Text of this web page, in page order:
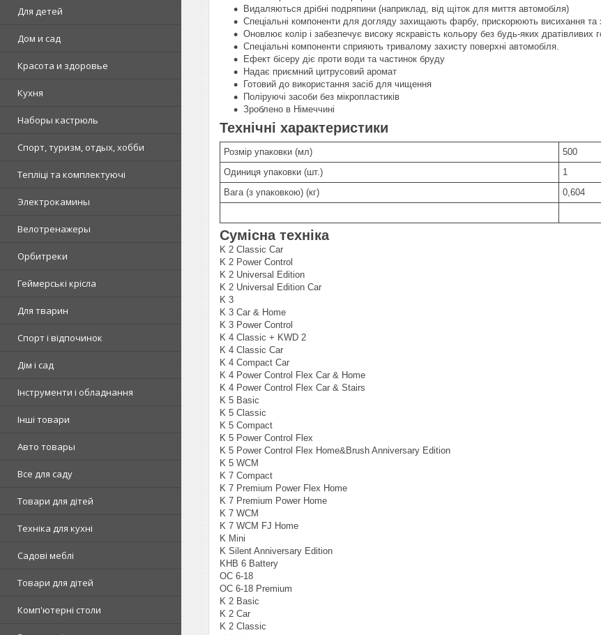
Для детей
Дом и сад
Красота и здоровье
Кухня
Наборы кастрюль
Спорт, туризм, отдых, хобби
Тепліці та комплектуючі
Электрокамины
Велотренажеры
Орбитреки
Геймерські крісла
Для тварин
Спорт і відпочинок
Дім і сад
Інструменти і обладнання
Інші товари
Авто товары
Все для саду
Товари для дітей
Техніка для кухні
Садові меблі
Товари для дітей
Комп'ютерні столи
Видаляються дрібні подряпини (наприклад, від щіток для миття автомобіля)
Спеціальні компоненти для догляду захищають фарбу, прискорюють висихання та
Оновлює колір і забезпечує високу яскравість кольору без будь-яких дратівливих
Спеціальні компоненти сприяють тривалому захисту поверхні автомобіля.
Ефект бісеру діє проти води та частинок бруду
Надає приємний цитрусовий аромат
Готовий до використання засіб для чищення
Поліруючі засоби без мікропластиків
Зроблено в Німеччині
Технічні характеристики
Розмір упаковки (мл)
500
Одиниця упаковки (шт.)
1
Вага (з упаковкою) (кг)
0,604
Сумісна техніка
K 2 Classic Car
K 2 Power Control
K 2 Universal Edition
K 2 Universal Edition Car
K 3
K 3 Car & Home
K 3 Power Control
K 4 Classic + KWD 2
K 4 Classic Car
K 4 Compact Car
K 4 Power Control Flex Car & Home
K 4 Power Control Flex Car & Stairs
K 5 Basic
K 5 Classic
K 5 Compact
K 5 Power Control Flex
K 5 Power Control Flex Home&Brush Anniversary Edition
K 5 WCM
K 7 Compact
K 7 Premium Power Flex Home
K 7 Premium Power Home
K 7 WCM
K 7 WCM FJ Home
K Mini
K Silent Anniversary Edition
KHB 6 Battery
OC 6-18
OC 6-18 Premium
K 2 Basic
K 2 Car
K 2 Classic